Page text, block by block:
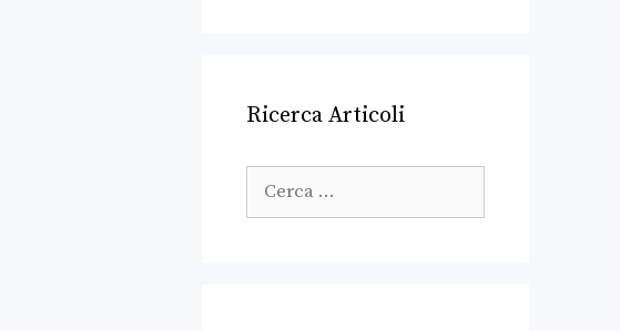
Ricerca Articoli